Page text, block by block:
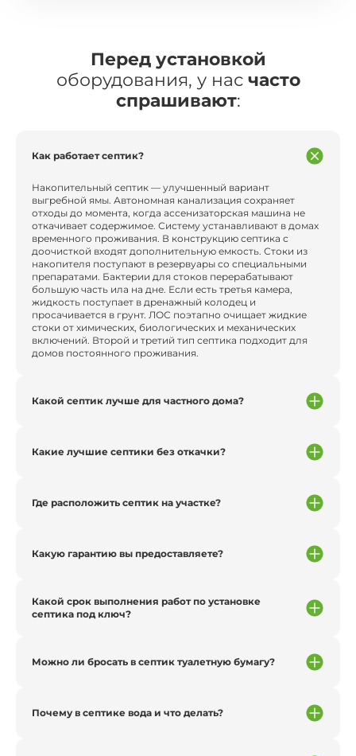
Перед установкой
оборудования, у нас часто
спрашивают:
Как работает септик?
Накопительный септик — улучшенный вариант
выгребной ямы. Автономная канализация сохраняет
отходы до момента, когда ассенизаторская машина не
откачивает содержимое. Систему устанавливают в домах
временного проживания. В конструкцию септика с
доочисткой входят дополнительную емкость. Стоки из
накопителя поступают в резервуары со специальными
препаратами. Бактерии для стоков перерабатывают
большую часть ила на дне. Если есть третья камера,
жидкость поступает в дренажный колодец и
просачивается в грунт. ЛОС поэтапно очищает жидкие
стоки от химических, биологических и механических
включений. Второй и третий тип септика подходит для
домов постоянного проживания.
Какой септик лучше для частного дома?
Какие лучшие септики без откачки?
Где расположить септик на участке?
Какую гарантию вы предоставляете?
Какой срок выполнения работ по установке
септика под ключ?
Можно ли бросать в септик туалетную бумагу?
Почему в септике вода и что делать?